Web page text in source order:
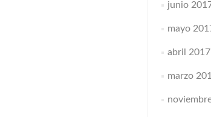
junio
mayo
abril 2017
marzo